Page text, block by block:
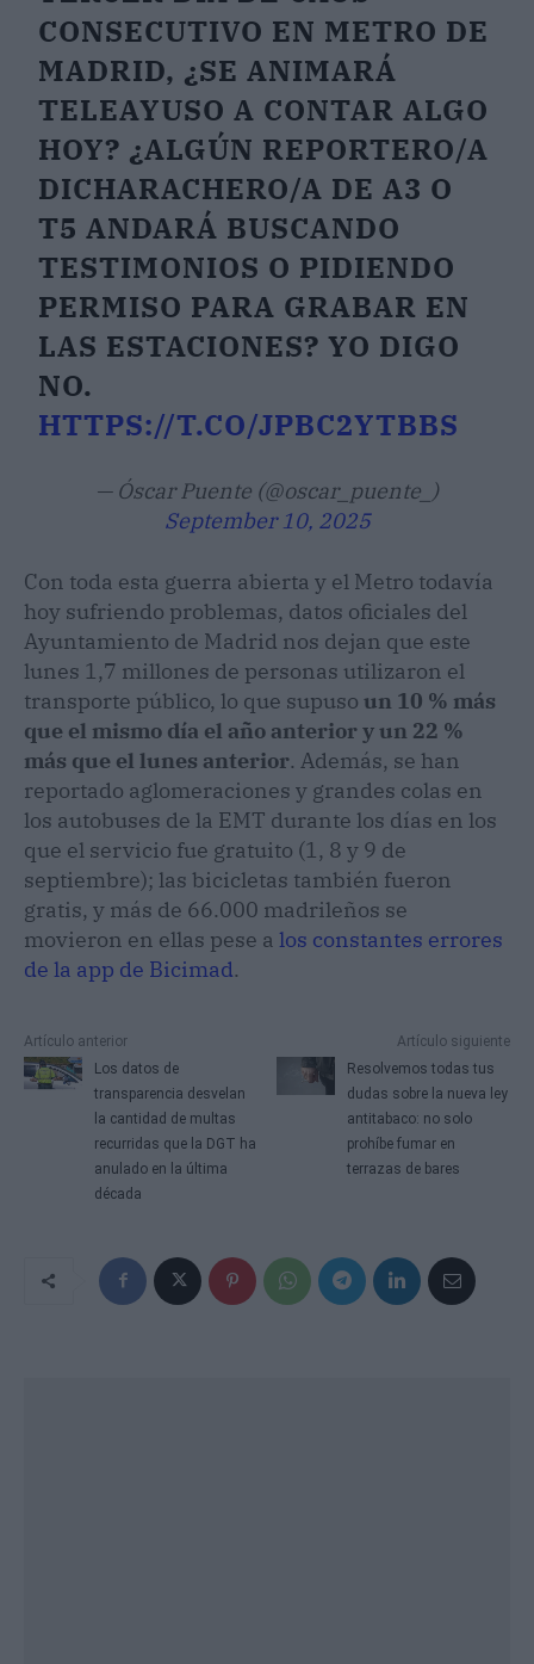
CONSECUTIVO EN METRO DE
MADRID, ¿SE ANIMARÁ
TELEAYUSO A CONTAR ALGO
HOY? ¿ALGÚN REPORTERO/A
DICHARACHERO/A DE A3 O
T5 ANDARÁ BUSCANDO
TESTIMONIOS O PIDIENDO
PERMISO PARA GRABAR EN
LAS ESTACIONES? YO DIGO
NO.
HTTPS://T.CO/JPBC2YTBBS
— Óscar Puente (@oscar_puente_)
September 10, 2025
Con toda esta guerra abierta y el Metro todavía
hoy sufriendo problemas, datos oficiales del
Ayuntamiento de Madrid nos dejan que este
lunes 1,7 millones de personas utilizaron el
transporte público, lo que supuso un 10 % más
que el mismo día el año anterior y un 22 %
más que el lunes anterior. Además, se han
reportado aglomeraciones y grandes colas en
los autobuses de la EMT durante los días en los
que el servicio fue gratuito (1, 8 y 9 de
septiembre); las bicicletas también fueron
gratis, y más de 66.000 madrileños se
movieron en ellas pese a los constantes errores
de la app de Bicimad.
Artículo anterior
Los datos de
transparencia desvelan
la cantidad de multas
recurridas que la DGT ha
anulado en la última
década
Artículo siguiente
Resolvemos todas tus
dudas sobre la nueva ley
antitabaco: no solo
prohíbe fumar en
terrazas de bares